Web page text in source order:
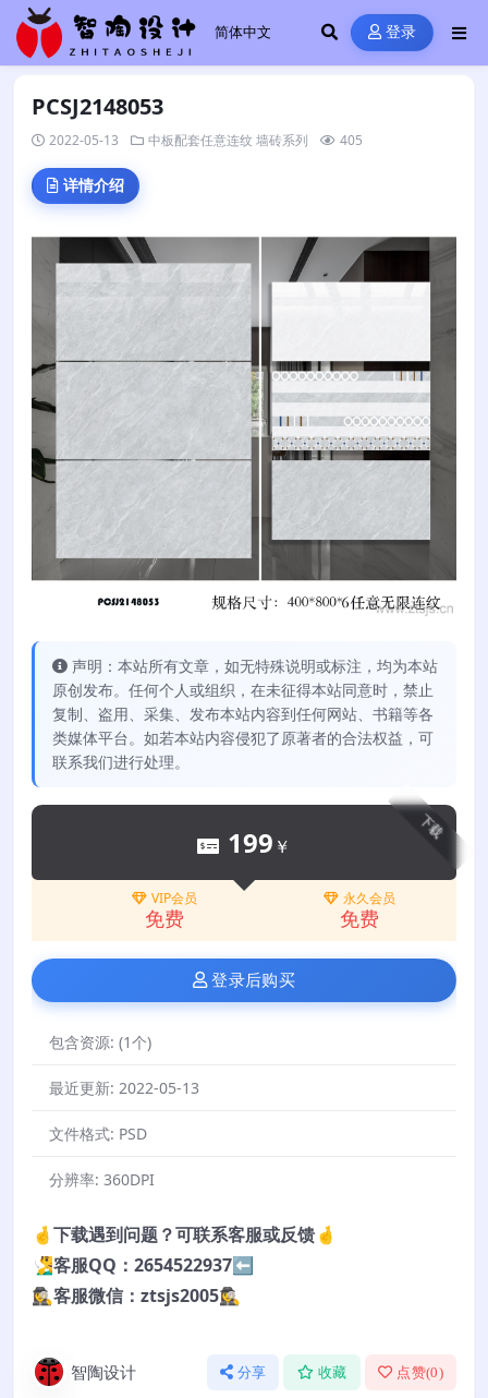
登录
PCSJ2148053
2022-05-13 中板配套任意连纹墙砖系列 405
详情介绍
声明：本站所有文章，如无特殊说明或标注，均为本站
原创发布。任何个人或组织，在未征得本站同意时，禁止
复制、盗用、采集、发布本站内容到任何网站、书籍等各
类媒体平台。如若本站内容侵犯了原著者的合法权益，可
联系我们进行处理。
下载
199 ￥
VIP会员
免费
永久会员
免费
登录后购买
包含资源: (1个)
最近更新: 2022-05-13
文件格式: PSD
分辨率: 360DPI
🤞下载遇到问题？可联系客服或反馈🤞
🧏‍♂️客服QQ：2654522937⬅️
🕵️‍♀️客服微信：ztsjs2005🕵️‍♀️
智陶设计 分享 收藏 点赞(0)